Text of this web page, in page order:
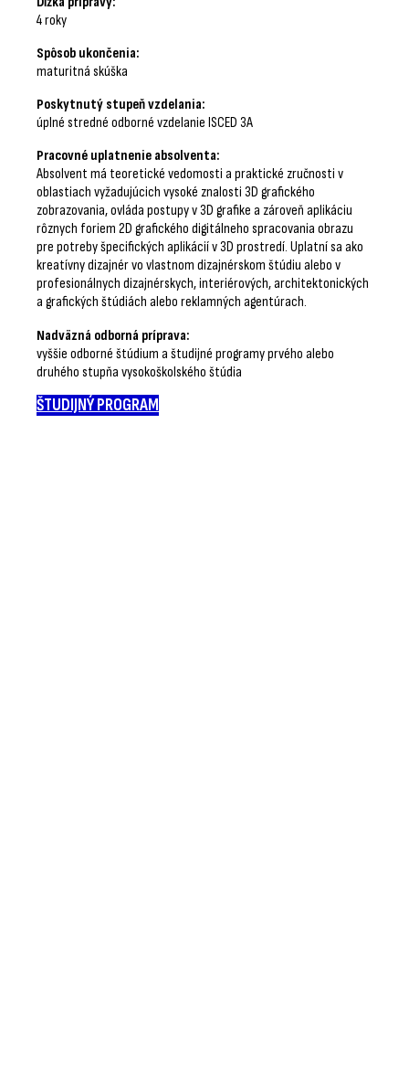
4 roky
Spôsob ukončenia:
maturitná skúška
Poskytnutý stupeň vzdelania:
úplné stredné odborné vzdelanie ISCED 3A
Pracovné uplatnenie absolventa:
Absolvent má teoretické vedomosti a praktické zručnosti v
oblastiach vyžadujúcich vysoké znalosti 3D grafického
zobrazovania, ovláda postupy v 3D grafike a zároveň aplikáciu
rôznych foriem 2D grafického digitálneho spracovania obrazu
pre potreby špecifických aplikácií v 3D prostredí. Uplatní sa ako
kreatívny dizajnér vo vlastnom dizajnérskom štúdiu alebo v
profesionálnych dizajnérskych, interiérových, architektonických
a grafických štúdiách alebo reklamných agentúrach.
Nadväzná odborná príprava:
vyššie odborné štúdium a študijné programy prvého alebo
druhého stupňa vysokoškolského štúdia
ŠTUDIJNÝ PROGRAM